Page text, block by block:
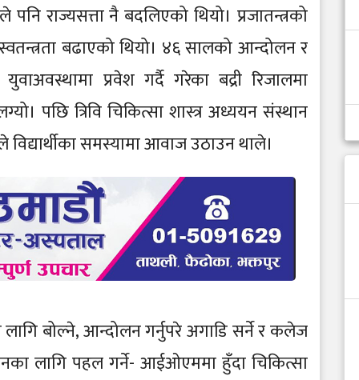
राज्यसत्ता नै बदलिएको थियो। प्रजातन्त्रको
बढाएको थियो। ४६ सालको आन्दोलन र
प्रवेश गर्दै गरेका बद्री रिजालमा
पछि त्रिवि चिकित्सा शास्त्र अध्ययन संस्थान
समस्यामा आवाज उठाउन थाले।
बोल्ने, आन्दोलन गर्नुपरे अगाडि सर्ने र कलेज
लागि पहल गर्ने- आईओएममा हुँदा चिकित्सा